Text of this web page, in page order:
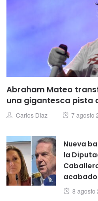
Abraham Mateo
una gigantesca pista
Author
Carlos Diaz
Posted
7 agosto
Nueva
la
Posted
8 agosto